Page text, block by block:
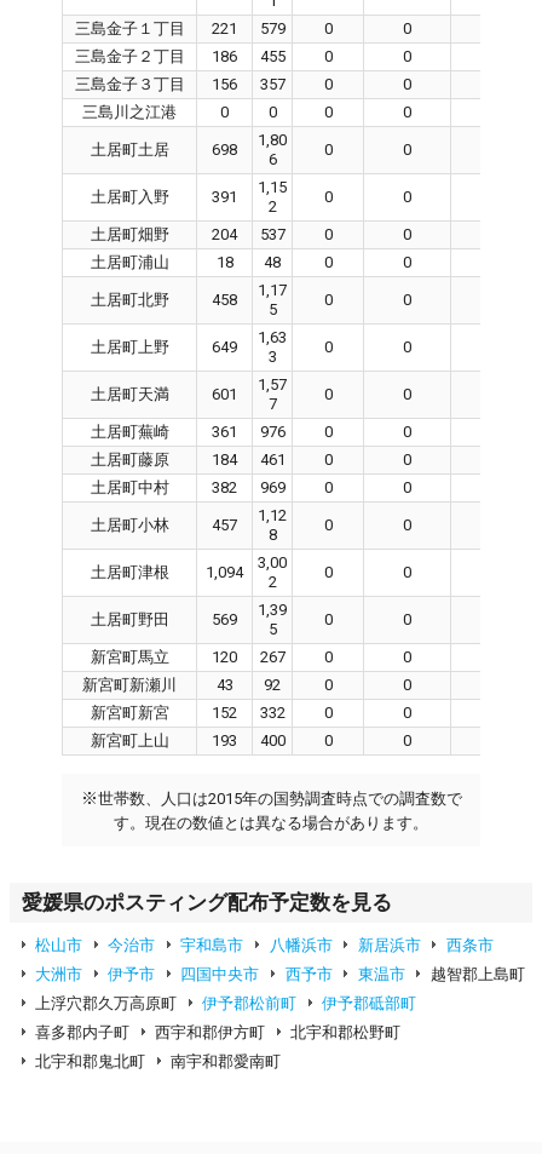
三島金子１丁目
221 579 0 0
三島金子２丁目
186 455 0 0
三島金子３丁目
156 357 0 0
三島川之江港
0 0 0 0
土居町土居 698
1,80
6
0 0
土居町入野 391
1,15
2
0 0
土居町畑野 204 537 0 0
土居町浦山
18 48 0 0
土居町北野 458
1,17
5
0 0
土居町上野 649
1,63
3
0 0
土居町天満 601
1,57
7
0 0
土居町蕪崎 361 976 0 0
土居町藤原
184 461 0 0
土居町中村
382 969 0 0
土居町小林 457
1,12
8
0 0
土居町津根 1,094
3,00
2
0 0
土居町野田 569
1,39
5
0 0
新宮町馬立 120 267 0 0
新宮町新瀬川
43 92 0 0
新宮町新宮
152 332 0 0
新宮町上山
193 400 0 0
※世帯数、人口は2015年の国勢調査時点での調査数で
す。現在の数値とは異なる場合があります。
愛媛県のポスティング配布予定数を見る
松山市 今治市 宇和島市 八幡浜市 新居浜市
西条市
大洲市
伊予市 四国中央市 西予市 東温市
越智郡上島町
上浮穴郡久万高原町
伊予郡松前町
伊予郡砥部町
喜多郡内子町
西宇和郡伊方町
北宇和郡松野町
北宇和郡鬼北町
南宇和郡愛南町